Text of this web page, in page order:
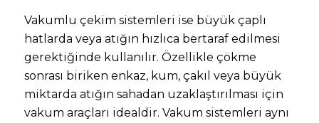
Vakumlu çekim sistemleri ise büyük çaplı
hatlarda veya atığın hızlıca bertaraf edilmesi
gerektiğinde kullanılır. Özellikle çökme
sonrası biriken enkaz, kum, çakıl veya büyük
miktarda atığın sahadan uzaklaştırılması için
vakum araçları idealdir. Vakum sistemleri aynı